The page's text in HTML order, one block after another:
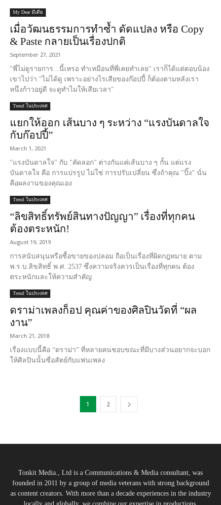
My Dear มีเดีย
เมื่อวัฒนธรรมการทำซ้ำ ดัดแปลง หรือ Copy
& Paste กลายเป็นเรื่องปกติ
September 27, 2021
"พี่ไม่ดูรายการ...นี้เหรอ ทำเหมือนที่พี่เคยทำเลย" เราก็ได้แต่ตอบน้อง
เขาไปว่า "ไม่ได้ดู เพราะอย่างไรเสียของก๊อปปี้ ก็ต้องตามหลังเรา
หนึ่งก้าวอยู่ดี จะดูทำไมให้เสียเวลา"
Trend ในประเทศ
แยกให้ออก เส้นบาง ๆ ระหว่าง “แรงบันดาลใจ
กับก๊อปปี้”
March 1, 2021
"แรงบันดาลใจ" กับ "คัดลอก" ต่างกันแค่เส้นบาง ๆ กั้น แต่แรง
บันดาลใจ คือ การแปรรูป ไม่ใช่ การปรับเปลี่ยน ซึ่งถ้าคุณ "ปิ๊ง" นั่น
คือผลงานของคุณเอง
Trend ในประเทศ
“ลิขสิทธิ์ทรัพย์สินทางปัญญา” เรื่องที่ทุกคน
ต้องตระหนัก!
August 19, 2019
การสนับสนุนหรือซื้อขายของปลอม ถือเป็นเรื่องที่ผิดกฎหมาย ตาม
พ.ร.บ.ลิขสิทธิ์ พ.ศ. 2537 ซึ่งความจริงควรเป็นเรื่องที่ทุกคน ต้อง
ตระหนักและให้ความสำคัญ
Trend ในประเทศ
ดราม่าเพลงก็อป คุณค่าของศิลปินวัดที่ “ผล
งาน”
March 21, 2018
เรื่องแบบนี้คือ “ดราม่า” ที่หลายคนชอบขณะที่มีบางส่วนอยากจะบอก
ให้ศิลปินนั้นซื่อสัตย์กับแฟนเพลง
1 2
Tonkit Media., Ltd is a Communications & Media consultant, was
founded in 2011 by a group of media veterans with strong background
as content creators. With more than a decade experiences in the industry